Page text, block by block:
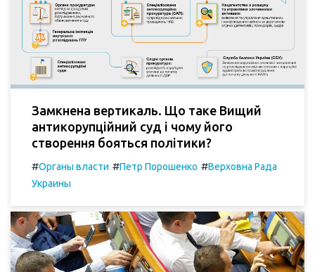
Замкнена вертикаль. Що таке Вищий
антикорупційний суд і чому його
створення бояться політики?
#Органы власти #Петр Порошенко #Верховна Рада
Украины